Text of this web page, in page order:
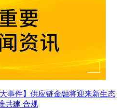
大事件】供应链金融将迎来新生态
共建 合规